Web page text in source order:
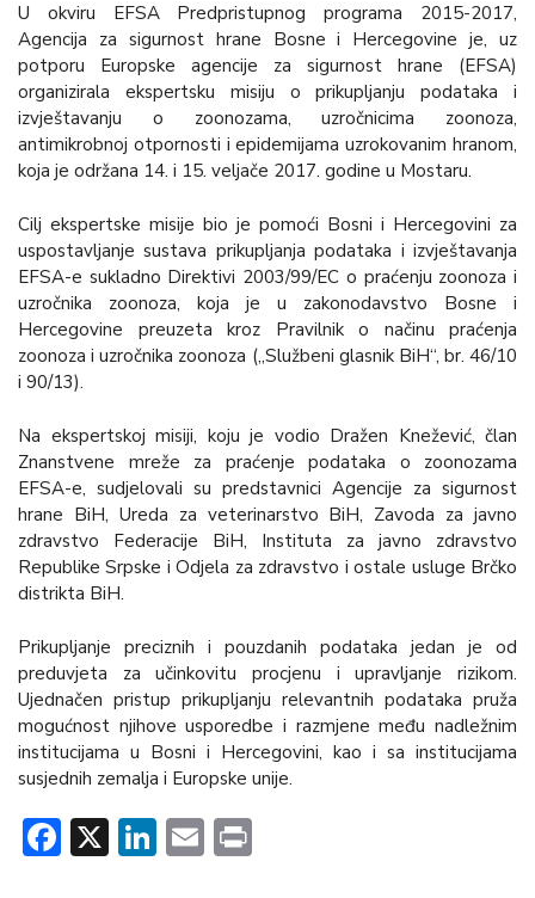
U okviru EFSA Predpristupnog programa 2015-2017,
Agencija za sigurnost hrane Bosne i Hercegovine je, uz
potporu Europske agencije za sigurnost hrane (EFSA)
organizirala ekspertsku misiju o prikupljanju podataka i
izvještavanju o zoonozama, uzročnicima zoonoza,
antimikrobnoj otpornosti i epidemijama uzrokovanim hranom,
koja je održana 14. i 15. veljače 2017. godine u Mostaru.
Cilj ekspertske misije bio je pomoći Bosni i Hercegovini za
uspostavljanje sustava prikupljanja podataka i izvještavanja
EFSA-e sukladno Direktivi 2003/99/EC o praćenju zoonoza i
uzročnika zoonoza, koja je u zakonodavstvo Bosne i
Hercegovine preuzeta kroz Pravilnik o načinu praćenja
zoonoza i uzročnika zoonoza („Službeni glasnik BiH“, br. 46/10
i 90/13).
Na ekspertskoj misiji, koju je vodio Dražen Knežević, član
Znanstvene mreže za praćenje podataka o zoonozama
EFSA-e, sudjelovali su predstavnici Agencije za sigurnost
hrane BiH, Ureda za veterinarstvo BiH, Zavoda za javno
zdravstvo Federacije BiH, Instituta za javno zdravstvo
Republike Srpske i Odjela za zdravstvo i ostale usluge Brčko
distrikta BiH.
Prikupljanje preciznih i pouzdanih podataka jedan je od
preduvjeta za učinkovitu procjenu i upravljanje rizikom.
Ujednačen pristup prikupljanju relevantnih podataka pruža
mogućnost njihove usporedbe i razmjene među nadležnim
institucijama u Bosni i Hercegovini, kao i sa institucijama
susjednih zemalja i Europske unije.
Facebook
X LinkedIn
Email